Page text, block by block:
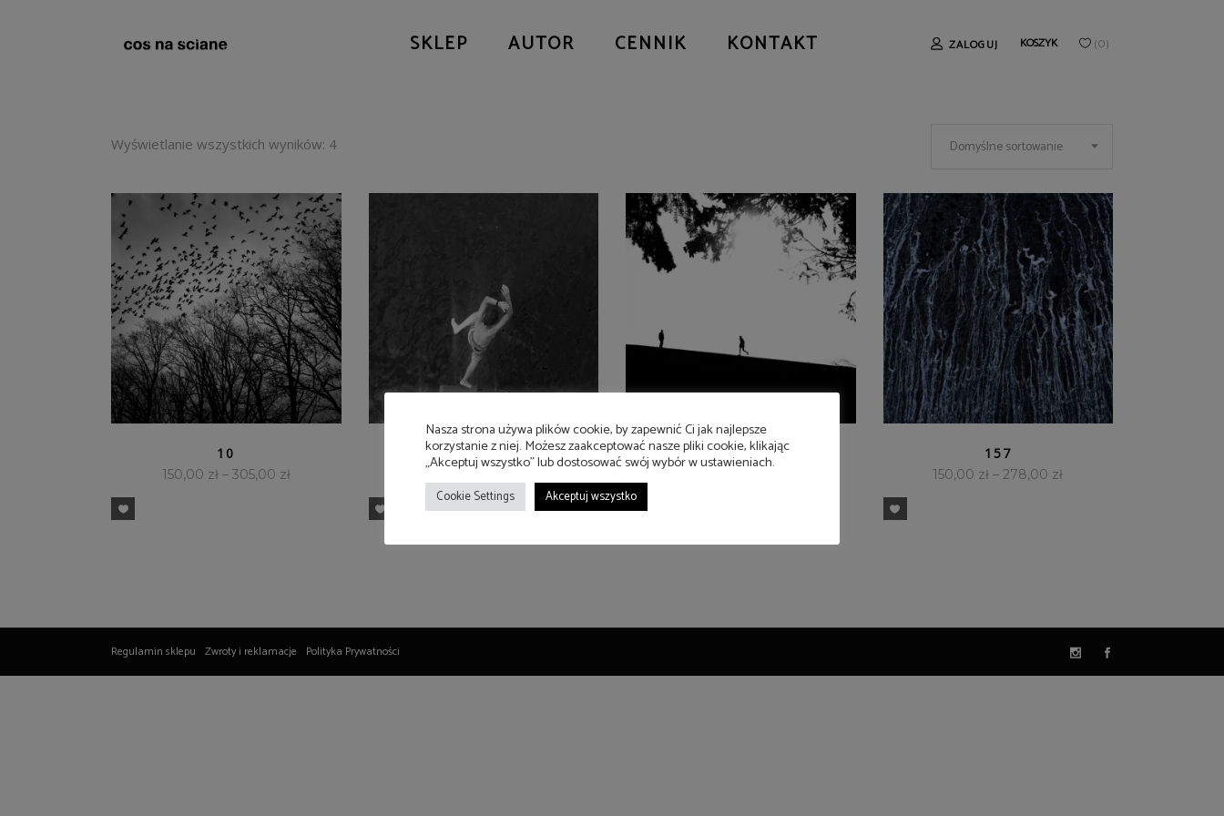
SKLEP AUTOR CENNIK KONTAKT ZALOGUJ KOSZYK (0)
Wyświetlanie wszystkich wyników: 4 Domyślne sortowanie
10
150,00 zł – 305,00 zł
SZYBKI PODGLĄD
112
150,00 zł– 243,00
SZYBKI PODGLĄD
114 157
150,00 zł –278,00 zł
Regulamin sklepu Zwroty i reklamacje Polityka Prywatności
Nasza strona używa plików cookie, by zapewnić Ci jak najlepsze
korzystanie z niej. Możesz zaakceptować nasze pliki cookie, klikając
„Akceptuj wszystko” lub dostosować swój wybór w ustawieniach.
Cookie Settings Akceptuj wszystko